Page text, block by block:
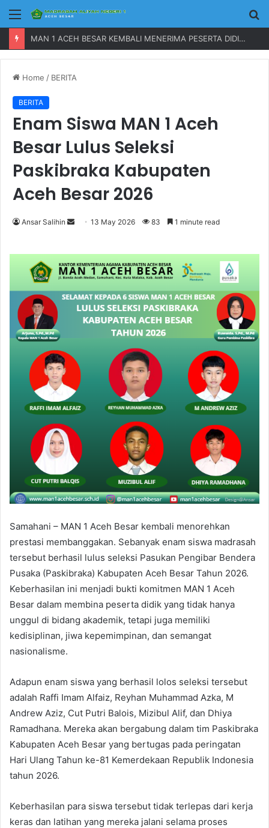
Menu
MAN 1 ACEH BESAR KEMBALI MENERIMA PESERTA DIDIK BARU TAHUN 2023
Home / BERITA
BERITA
Enam Siswa MAN 1 Aceh
Besar Lulus Seleksi
Paskibraka Kabupaten
Aceh Besar 2026
Ansar Salihin
d
a
n
e
13 May 2026 83 1 minute read
Samahani – MAN 1 Aceh Besar kembali menorehkan
prestasi membanggakan. Sebanyak enam siswa madrasah
tersebut berhasil lulus seleksi Pasukan Pengibar Bendera
Pusaka (Paskibraka) Kabupaten Aceh Besar Tahun 2026.
Keberhasilan ini menjadi bukti komitmen MAN 1 Aceh
Besar dalam membina peserta didik yang tidak hanya
unggul di bidang akademik, tetapi juga memiliki
kedisiplinan, jiwa kepemimpinan, dan semangat
nasionalisme.
Adapun enam siswa yang berhasil lolos seleksi tersebut
adalah Raffi Imam Alfaiz, Reyhan Muhammad Azka, M
Andrew Aziz, Cut Putri Balois, Mizibul Alif, dan Dhiya
Ramadhana. Mereka akan bergabung dalam tim Paskibraka
Kabupaten Aceh Besar yang bertugas pada peringatan
Hari Ulang Tahun ke-81 Kemerdekaan Republik Indonesia
tahun 2026.
Keberhasilan para siswa tersebut tidak terlepas dari kerja
keras dan latihan yang mereka jalani selama proses